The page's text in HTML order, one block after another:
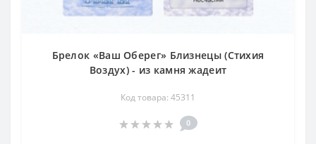
Брелок «Ваш Оберег» Близнецы (Стихия
Воздух) - из камня жадеит
Код товара: 45311
0